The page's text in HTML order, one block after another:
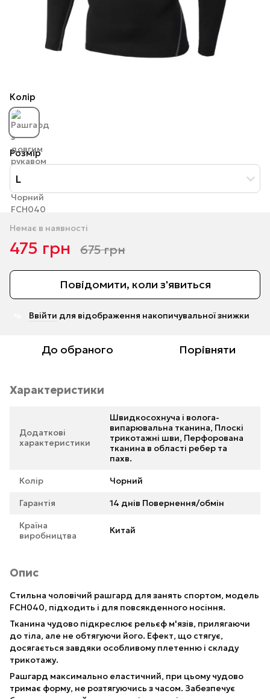
Колір
Розмір
L
Немає в наявності
475 грн 675 грн
Повідомити, коли з'явиться
Ввійти для відображення накопичувальної знижки
До обраного Порівняти
Характеристики
Додаткові
характеристики
Швидкосохнуча і волога-
випарювальна тканина, Плоскі
трикотажні шви, Перфорована
тканина в області ребер та
пахв.
Колір Чорний
Гарантія 14 днів Повернення/обмін
Країна
виробництва
Китай
Опис
Стильна чоловічий рашгард для занять спортом, модель
FCH040, підходить і для повсякденного носіння.
Тканина чудово підкреслює рельєф м'язів, прилягаючи
до тіла, але не обтягуючи його. Ефект, що стягує,
досягається завдяки особливому плетенню і складу
трикотажу.
Рашгард максимально еластичний, при цьому чудово
тримає форму, не розтягуючись з часом. Забезпечує